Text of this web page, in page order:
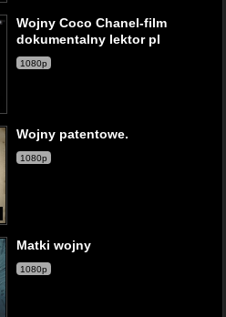
Wojny Coco Chanel-film
dokumentalny lektor pl
1080p
Wojny patentowe.
1080p
Matki wojny
1080p